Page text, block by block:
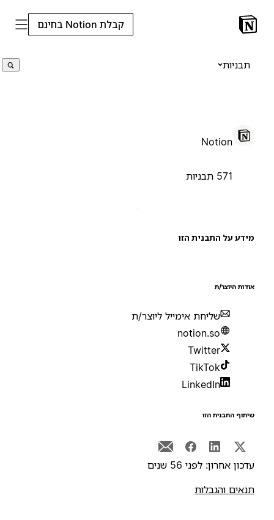
קבלת Notion בחינם
תבניות
Notion
על התבנית הזו
היוצר/ת
שליחת אימייל ליוצר/ת
notion.so
Twitter
TikTok
LinkedIn
התבנית הזו
אחרון: לפני 56 שנים
והגבלות